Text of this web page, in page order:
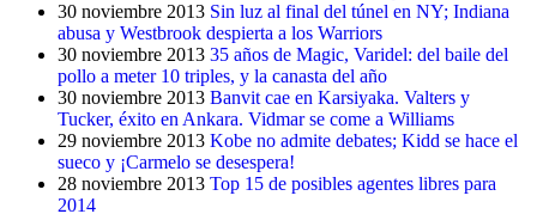
30 noviembre 2013 Sin luz al final del túnel en NY; Indiana
abusa y Westbrook despierta a los Warriors
30 noviembre 2013 35 años de Magic, Varidel: del baile del
pollo a meter 10 triples, y la canasta del año
30 noviembre 2013 Banvit cae en Karsiyaka. Valters y
Tucker, éxito en Ankara. Vidmar se come a Williams
29 noviembre 2013 Kobe no admite debates; Kidd se hace el
sueco y ¡Carmelo se desespera!
28 noviembre 2013 Top 15 de posibles agentes libres para
2014